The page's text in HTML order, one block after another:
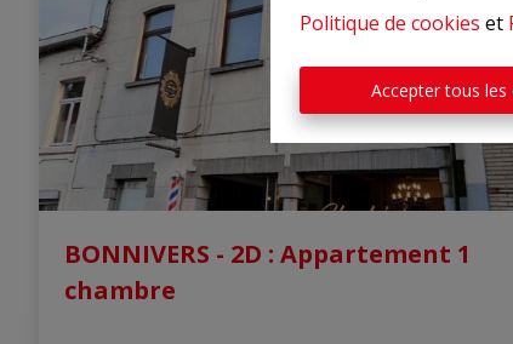
Politique de cookies et
Accepter tous les
BONNIVERS - 2D : Appartement 1
chambre